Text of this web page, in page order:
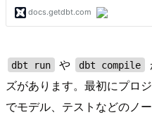
dbt run や dbt compile
ズがあります。最初にプロ
でモデル、テストなどのノ